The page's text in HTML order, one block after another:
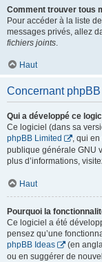
Comment trouver tous
Pour accéder à la liste
messages privés, allez
fichiers joints.
Haut
Concernant phpBB
Qui a développé ce
Ce logiciel (dans sa
phpBB Limited
, qui en
publique générale GNU
plus d’informations,
Haut
Pourquoi la
Ce logiciel a été
pensez qu’une
phpBB Ideas
(en
ou en suggérer de